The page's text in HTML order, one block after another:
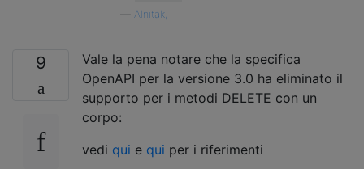
Alnitak,
9
Vale la pena notare che la specifica
OpenAPI per la versione 3.0 ha eliminato il
supporto per i metodi DELETE con un
corpo:
vedi qui e qui per i riferimenti